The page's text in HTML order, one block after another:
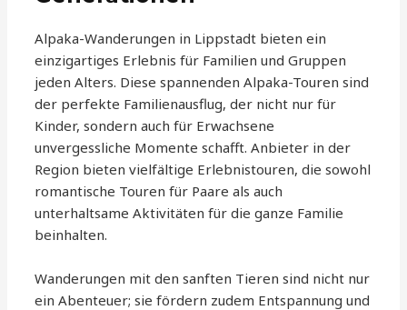
Alpaka-Wanderungen in Lippstadt bieten ein
einzigartiges Erlebnis für Familien und Gruppen
jeden Alters. Diese spannenden Alpaka-Touren sind
der perfekte Familienausflug, der nicht nur für
Kinder, sondern auch für Erwachsene
unvergessliche Momente schafft. Anbieter in der
Region bieten vielfältige Erlebnistouren, die sowohl
romantische Touren für Paare als auch
unterhaltsame Aktivitäten für die ganze Familie
beinhalten.
Wanderungen mit den sanften Tieren sind nicht nur
ein Abenteuer; sie fördern zudem Entspannung und